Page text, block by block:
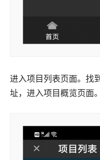
进入项目列表页面。找
址，进入项目概览页面。